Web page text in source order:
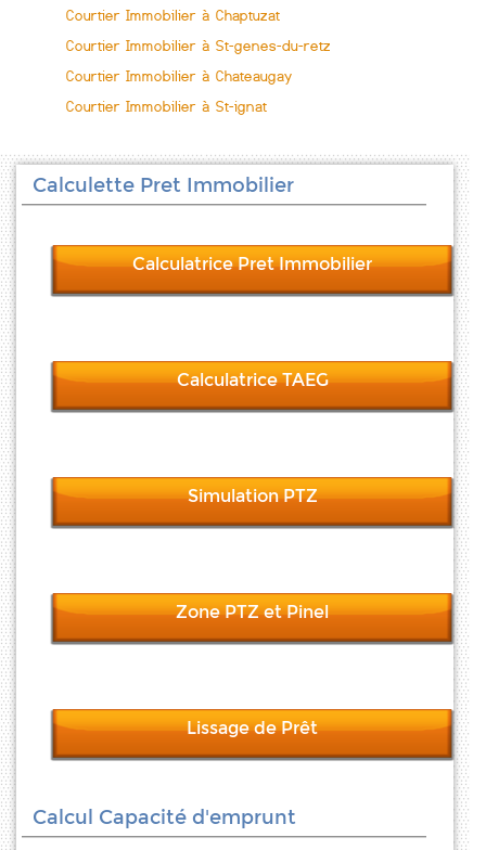
Courtier Immobilier à Chaptuzat
Courtier Immobilier à St-genes-du-retz
Courtier Immobilier à Chateaugay
Courtier Immobilier à St-ignat
Calculette Pret Immobilier
Calculatrice Pret Immobilier
Calculatrice TAEG
Simulation PTZ
Zone PTZ et Pinel
Lissage de Prêt
Calcul Capacité d'emprunt